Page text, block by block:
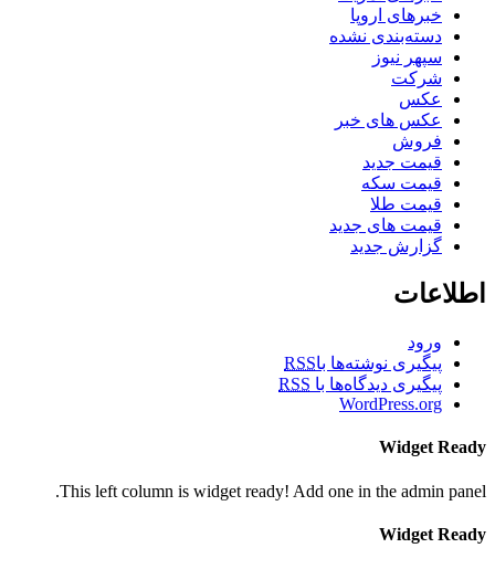
خبرهای اروپا
دسته‌بندی نشده
سپهر نیوز
شرکت
عکس
عکس های خبر
فروش
قیمت جدید
قیمت سکه
قیمت طلا
قیمت های جدید
گزارش جدید
اطلاعات
ورود
پیگیری نوشته‌ها باRSS
پیگیری دیدگاه‌ها با RSS
WordPress.org
Widget Ready
This left column is widget ready! Add one in the admin panel.
Widget Ready